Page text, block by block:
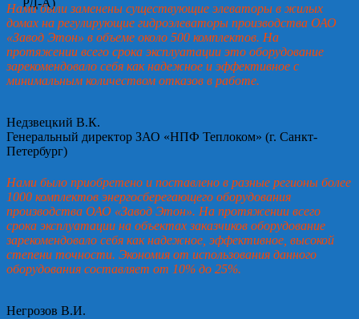
Нами были заменены существующие элеваторы в жилых
домах на регулирующие гидроэлеваторы производства ОАО
«Завод Этон» в объеме около 500 комплектов. На
протяжении всего срока эксплуатации это оборудование
зарекомендовало себя как надежное и эффективное с
минимальным количеством отказов в работе.
Недзвецкий В.К.
Генеральный директор ЗАО «НПФ Теплоком» (г. Санкт-
Петербург)
Нами было приобретено и поставлено в разные регионы более
1000 комплектов энергосберегающего оборудования
производства ОАО «Завод Этон». На протяжении всего
срока эксплуатации на объектах заказчиков оборудование
зарекомендовало себя как надежное, эффективное, высокой
степени точности. Экономия от использования данного
оборудования составляет от 10% до 25%.
Негрозов В.И.